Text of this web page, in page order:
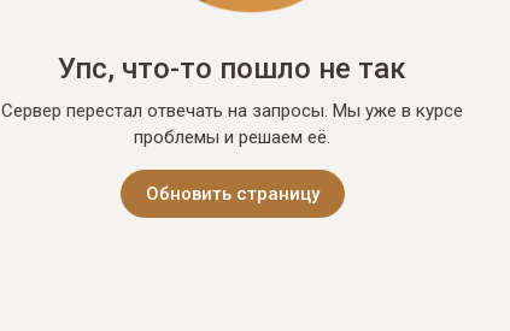
Упс, что-то пошло не так
Сервер перестал отвечать на запросы. Мы уже в курсе
проблемы и решаем её.
Обновить страницу